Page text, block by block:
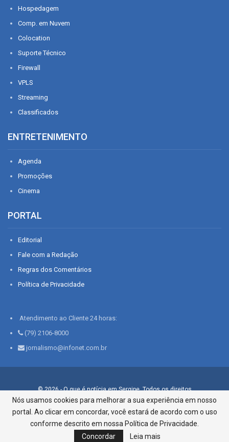
Hospedagem
Comp. em Nuvem
Colocation
Suporte Técnico
Firewall
VPLS
Streaming
Classificados
ENTRETENIMENTO
Agenda
Promoções
Cinema
PORTAL
Editorial
Fale com a Redação
Regras dos Comentários
Política de Privacidade
Atendimento ao Cliente 24 horas:
(79) 2106-8000
jornalismo@infonet.com.br
© 2026 - O que é notícia em Sergipe. Todos os direitos
reservados.
Infonet - Rua Monsenhor Silveira 276, Bairro São José |
Aracaju-SE, CEP 49015-030, Fone: 79.2106.8000 - CI Centro de
Informações LTDA
Nós usamos cookies para melhorar a sua experiência em nosso
portal. Ao clicar em concordar, você estará de acordo com o uso
conforme descrito em nossa Política de Privacidade.
Concordar
Leia mais